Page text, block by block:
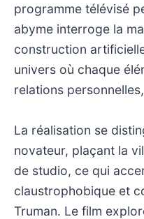
programme télévisé
abyme interroge la
construction
univers où chaque
relations
La réalisation se
novateur, plaçant la
de studio, ce qui
claustrophobique et
Truman. Le film